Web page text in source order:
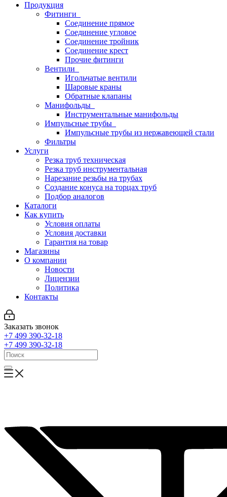
Продукция
Фитинги
Соединение прямое
Соединение угловое
Соединение тройник
Соединение крест
Прочие фитинги
Вентили
Игольчатые вентили
Шаровые краны
Обратные клапаны
Манифольды
Инструментальные манифольды
Импульсные трубы
Импульсные трубы из нержавеющей стали
Фильтры
Услуги
Резка труб техническая
Резка труб инструментальная
Нарезание резьбы на трубах
Создание конуса на торцах труб
Подбор аналогов
Каталоги
Как купить
Условия оплаты
Условия доставки
Гарантия на товар
Магазины
О компании
Новости
Лицензии
Политика
Контакты
Заказать звонок
+7 499 390-32-18
+7 499 390-32-18